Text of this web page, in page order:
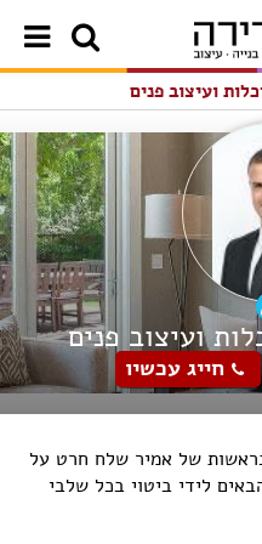
ועיצוב פנים
ועיצוב פנים
חייג עכשיו
בראשות של אמיר שלח חרט על
לידי ביטוי בכל שלבי